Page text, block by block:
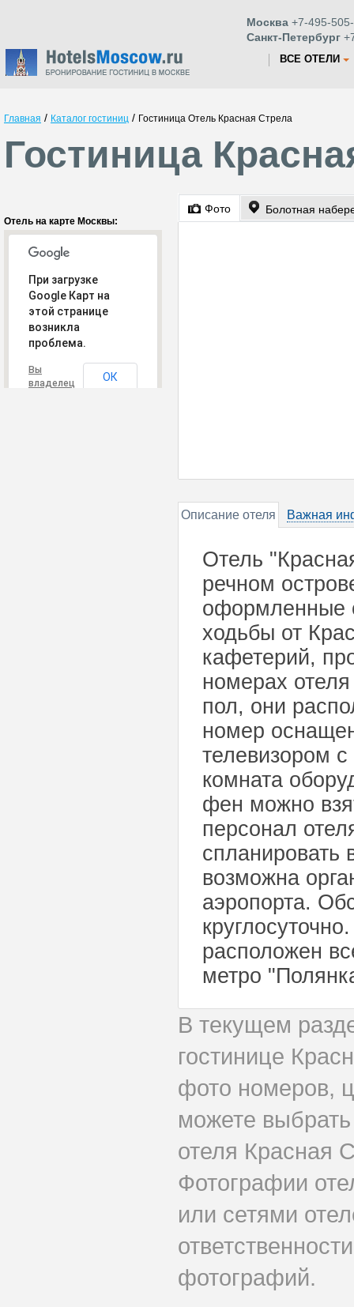
Москва +7-495-
Санкт-Петербург
ВСЕ ОТЕЛИ
Главная / Каталог гостиниц / Гостиница Отель Красная Стрела
Гостиница
Отель на карте Москвы:
При загрузке
Google Карт на
этой странице
возникла
проблема.
Вы
владелец
ОК
Фото Болотная
Описание отеля Важная
Отель
речном
оформленные
ходьбы от
кафетерий,
номерах
пол, они
номер
телевизором
комната
фен можно
персонал
спланировать
возможна
аэропорта.
расположен
метро
В текущем
гостинице
фото номеров,
можете
отеля Красная
Фотографии
или сетями
фотографий.